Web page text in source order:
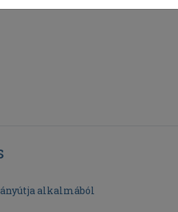
alkalmából